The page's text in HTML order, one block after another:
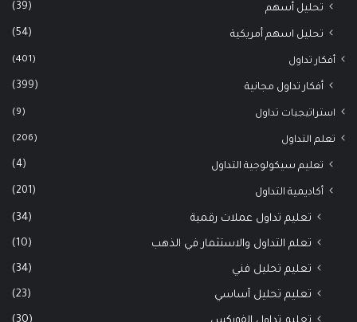
تحليل أسهم (39)
تحليل اسهم أمريكية (54)
أفكار تداول (401)
أفكار تداول مجانية (399)
استراتيجيات تداول (9)
تعلم التداول (206)
تعليم سيكولوجية التداول (4)
أكاديمية التداول (201)
تعليم تداول عملات رقمية (34)
تعلم التداول والاستثمار في الذهب (10)
تعليم تحليل فني (34)
تعليم تحليل أساسي (23)